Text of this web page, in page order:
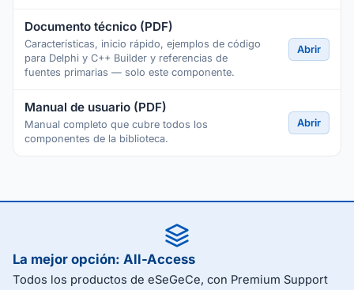
Documento técnico (PDF)
Características, inicio rápido, ejemplos de código
para Delphi y C++ Builder y referencias de
fuentes primarias — solo este componente.
Abrir
Manual de usuario (PDF)
Manual completo que cubre todos los
componentes de la biblioteca.
Abrir
La mejor opción: All-Access
Todos los productos de eSeGeCe, con Premium Support